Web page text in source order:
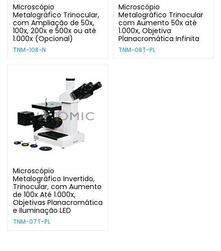
Microscópio
Metalográfico Trinocular,
com Ampliação de 50x,
100x, 200x e 500x ou até
1.000x (Opcional)
TNM-108-N
Microscópio
Metalográfico Trinocular
com Aumento 50x até
1.000x, Objetiva
Planacromática Infinita
TNM-08T-PL
Microscópio
Metalográfico Invertido,
Trinocular, com Aumento
de 100x Até 1.000x,
Objetivas Planacromática
e Iluminação LED
TNM-07T-PL